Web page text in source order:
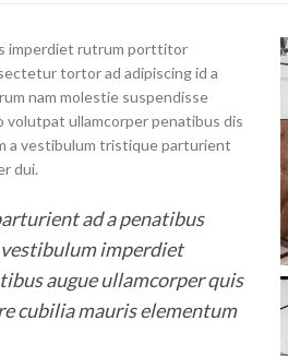
imperdiet rutrum porttitor
tortor ad adipiscing id a
nam molestie suspendisse
volutpat ullamcorper penatibus dis
a vestibulum tristique parturient
dui.
ad a penatibus
imperdiet
augue ullamcorper quis
cubilia mauris elementum